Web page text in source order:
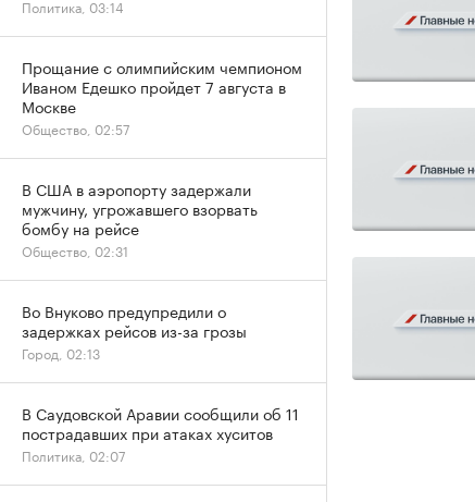
Политика, 03:14
Прощание с олимпийским чемпионом
Иваном Едешко пройдет 7 августа в
Москве
Общество, 02:57
В США в аэропорту задержали
мужчину, угрожавшего взорвать
бомбу на рейсе
Общество, 02:31
Во Внуково предупредили о
задержках рейсов из-за грозы
Город, 02:13
В Саудовской Аравии сообщили об 11
пострадавших при атаках хуситов
Политика, 02:07